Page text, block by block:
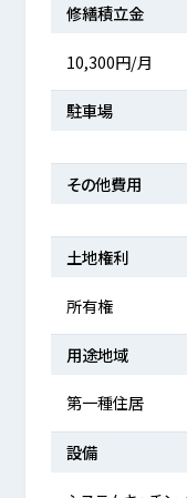
修繕積立金
10,300円/月
駐車場
その他費用
土地権利
所有権
用途地域
第一種住居
設備